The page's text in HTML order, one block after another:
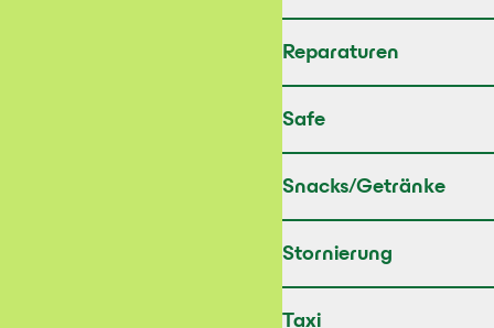
Reparaturen
Safe
Snacks/Getränke
Stornierung
Taxi